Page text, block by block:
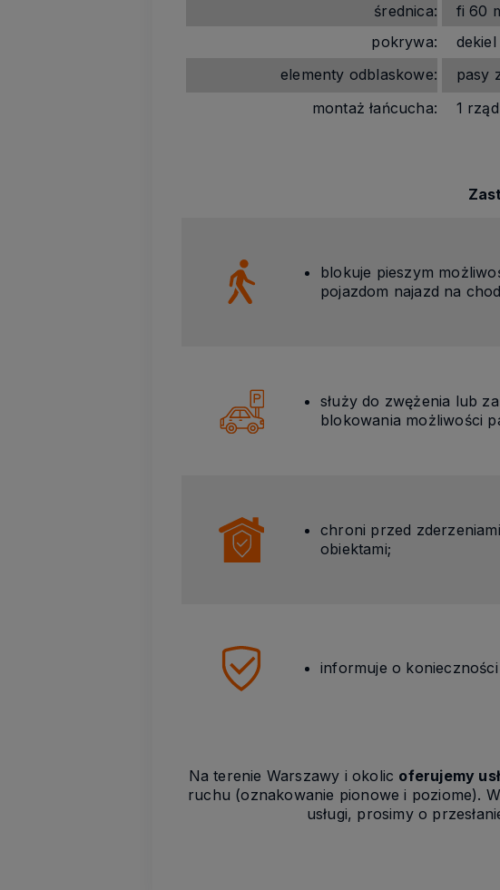
średnica:
fi 60
pokrywa:
dekiel
elementy odblaskowe:
pasy
montaż łańcucha:
1
blokuje pieszym
pojazdom najazd na
służy do zwężenia lub
blokowania możliwości
chroni przed
obiektami;
informuje o
Na terenie Warszawy i okolic oferujemy
ruchu (oznakowanie pionowe i poziome).
usługi, prosimy o